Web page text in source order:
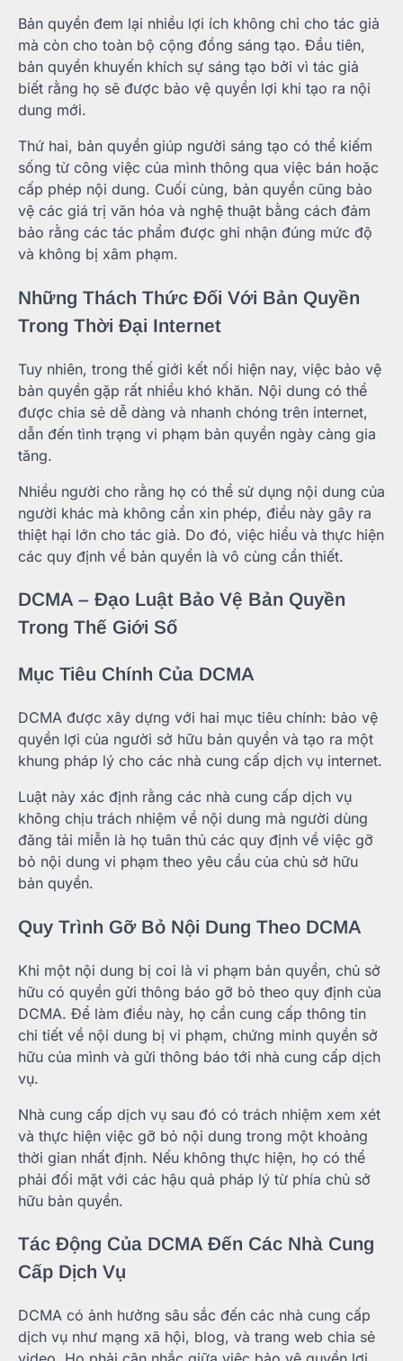
Bản quyền đem lại nhiều lợi ích không chỉ cho tác giả
mà còn cho toàn bộ cộng đồng sáng tạo. Đầu tiên,
bản quyền khuyến khích sự sáng tạo bởi vì tác giả
biết rằng họ sẽ được bảo vệ quyền lợi khi tạo ra nội
dung mới.
Thứ hai, bản quyền giúp người sáng tạo có thể kiếm
sống từ công việc của mình thông qua việc bán hoặc
cấp phép nội dung. Cuối cùng, bản quyền cũng bảo
vệ các giá trị văn hóa và nghệ thuật bằng cách đảm
bảo rằng các tác phẩm được ghi nhận đúng mức độ
và không bị xâm phạm.
Những Thách Thức Đối Với Bản Quyền
Trong Thời Đại Internet
Tuy nhiên, trong thế giới kết nối hiện nay, việc bảo vệ
bản quyền gặp rất nhiều khó khăn. Nội dung có thể
được chia sẻ dễ dàng và nhanh chóng trên internet,
dẫn đến tình trạng vi phạm bản quyền ngày càng gia
tăng.
Nhiều người cho rằng họ có thể sử dụng nội dung của
người khác mà không cần xin phép, điều này gây ra
thiệt hại lớn cho tác giả. Do đó, việc hiểu và thực hiện
các quy định về bản quyền là vô cùng cần thiết.
DCMA – Đạo Luật Bảo Vệ Bản Quyền
Trong Thế Giới Số
Mục Tiêu Chính Của DCMA
DCMA được xây dựng với hai mục tiêu chính: bảo vệ
quyền lợi của người sở hữu bản quyền và tạo ra một
khung pháp lý cho các nhà cung cấp dịch vụ internet.
Luật này xác định rằng các nhà cung cấp dịch vụ
không chịu trách nhiệm về nội dung mà người dùng
đăng tải miễn là họ tuân thủ các quy định về việc gỡ
bỏ nội dung vi phạm theo yêu cầu của chủ sở hữu
bản quyền.
Quy Trình Gỡ Bỏ Nội Dung Theo DCMA
Khi một nội dung bị coi là vi phạm bản quyền, chủ sở
hữu có quyền gửi thông báo gỡ bỏ theo quy định của
DCMA. Để làm điều này, họ cần cung cấp thông tin
chi tiết về nội dung bị vi phạm, chứng minh quyền sở
hữu của mình và gửi thông báo tới nhà cung cấp dịch
vụ.
Nhà cung cấp dịch vụ sau đó có trách nhiệm xem xét
và thực hiện việc gỡ bỏ nội dung trong một khoảng
thời gian nhất định. Nếu không thực hiện, họ có thể
phải đối mặt với các hậu quả pháp lý từ phía chủ sở
hữu bản quyền.
Tác Động Của DCMA Đến Các Nhà Cung
Cấp Dịch Vụ
DCMA có ảnh hưởng sâu sắc đến các nhà cung cấp
dịch vụ như mạng xã hội, blog, và trang web chia sẻ